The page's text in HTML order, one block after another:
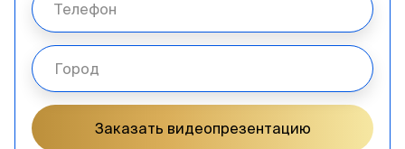
Заказать видеопрезентацию